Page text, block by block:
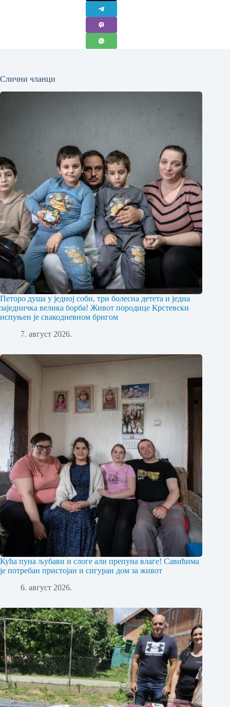
Слични чланци
Петоро душа у једној соби, три болесна детета и једна
заједничка велика борба! Живот породице Крстевски
испуњен је свакодневном бригом
7. август 2026.
Кућа пуна љубави и слоге али препуна влаге! Савићима
је потребан пристојан и сигуран дом за живот
6. август 2026.